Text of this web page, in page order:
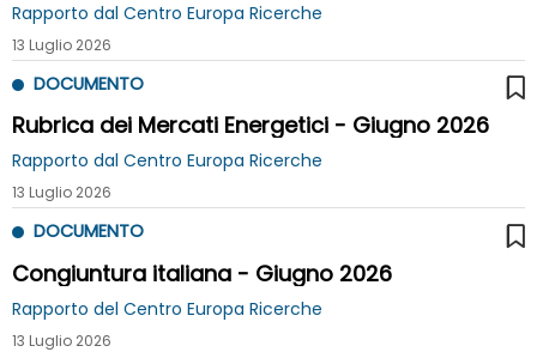
Rapporto dal Centro Europa Ricerche
13 Luglio 2026
DOCUMENTO
Rubrica dei Mercati Energetici - Giugno 2026
Rapporto dal Centro Europa Ricerche
13 Luglio 2026
DOCUMENTO
Congiuntura italiana - Giugno 2026
Rapporto del Centro Europa Ricerche
13 Luglio 2026